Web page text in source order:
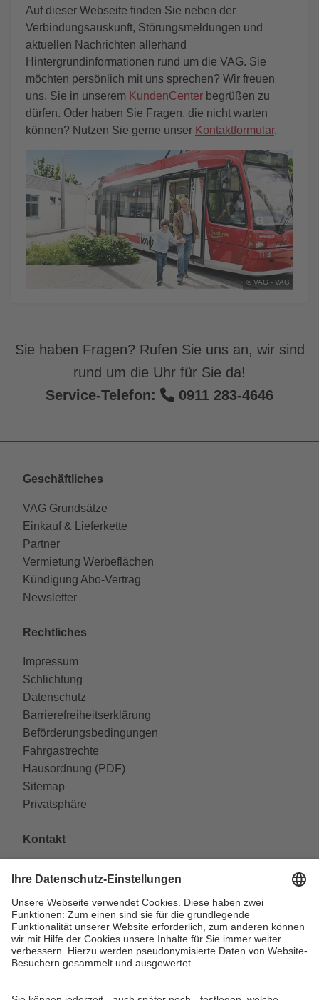
Auf dieser Webseite finden Sie neben der
Verbindungsauskunft, Störungsmeldungen und
aktuellen Nachrichten allerhand
Hintergrundinformationen rund um die VAG. Sie
möchten persönlich mit uns sprechen? Wir freuen
uns, Sie in unserem KundenCenter begrüßen zu
dürfen. Oder haben Sie Fragen, die nicht warten
können? Nutzen Sie gerne unser Kontaktformular.
© VAG - VAG
Sie haben Fragen? Rufen Sie uns an, wir sind
rund um die Uhr für Sie da!
Service-Telefon:
0911 283-4646
Geschäftliches
VAG Grundsätze
Einkauf & Lieferkette
Partner
Vermietung Werbeflächen
Kündigung Abo-Vertrag
Newsletter
Rechtliches
Impressum
Schlichtung
Datenschutz
Barrierefreiheitserklärung
Beförderungsbedingungen
Fahrgastrechte
Hausordnung (PDF)
Sitemap
Privatsphäre
Kontakt
Südliche Fürther Straße 5
90429 Nürnberg
Telefon: 0911 283-4646
Kontaktformulare
FAQ